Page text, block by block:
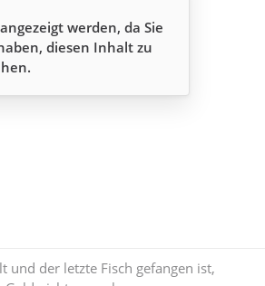
werden, da Sie
diesen Inhalt zu
und der letzte Fisch gefangen ist,